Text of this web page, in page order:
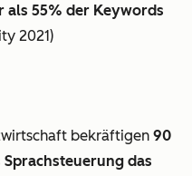
als 55% der Keywords
2021)
bekräftigen 90
das